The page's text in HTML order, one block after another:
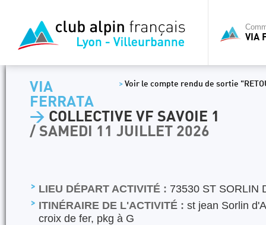
VIA
> Voir le compte rendu de sortie
VIA
FERRATA
> COLLECTIVE VF SAVOIE 1
/ SAMEDI 11 JUILLET 2026
LIEU DÉPART ACTIVITÉ : 73530 ST SORLIN
ITINÉRAIRE DE L'ACTIVITÉ : st jean Sorlin
croix de fer, pkg à G